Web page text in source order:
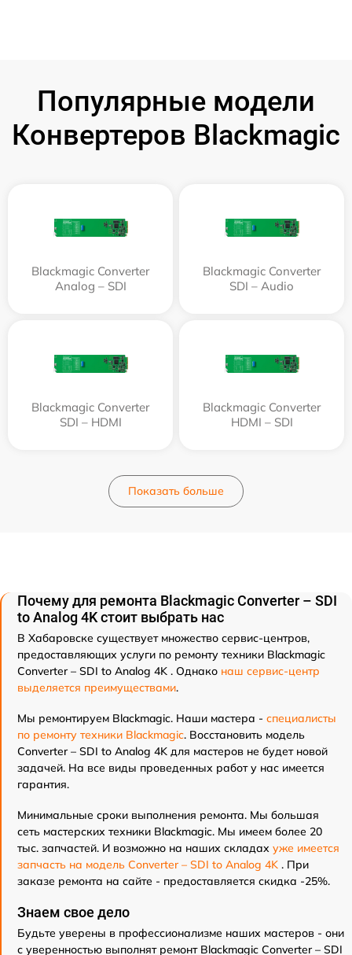
Популярные модели
Конвертеров Blackmagic
Blackmagic Converter
Analog – SDI
Blackmagic Converter
SDI – Audio
Blackmagic Converter
SDI – HDMI
Blackmagic Converter
HDMI – SDI
Показать больше
Почему для ремонта Blackmagic Converter – SDI
to Analog 4K стоит выбрать нас
В Хабаровске существует множество сервис-центров,
предоставляющих услуги по ремонту техники Blackmagic
Converter – SDI to Analog 4K . Однако наш сервис-центр
выделяется преимуществами.
Мы ремонтируем Blackmagic. Наши мастера - специалисты
по ремонту техники Blackmagic. Восстановить модель
Converter – SDI to Analog 4K для мастеров не будет новой
задачей. На все виды проведенных работ у нас имеется
гарантия.
Минимальные сроки выполнения ремонта. Мы большая
сеть мастерских техники Blackmagic. Мы имеем более 20
тыс. запчастей. И возможно на наших складах уже имеется
запчасть на модель Converter – SDI to Analog 4K . При
заказе ремонта на сайте - предоставляется скидка -25%.
Знаем свое дело
Будьте уверены в профессионализме наших мастеров - они
с уверенностью выполнят ремонт Blackmagic Converter – SDI